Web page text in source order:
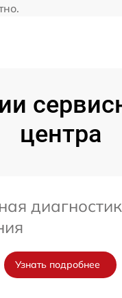
центра
Узнать подробнее